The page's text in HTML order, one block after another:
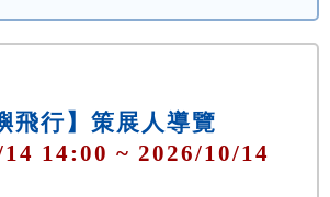
飛行】策展人導覽
14:00 ~ 2026/10/14